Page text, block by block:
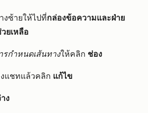
งซ้ายให้ไปที่กล่องข้อความและฝ่าย
ยเหลือ
รกำหนดเส้นทางให้คลิก ช่อง
งแชทแล้วคลิก แก้ไข
ง